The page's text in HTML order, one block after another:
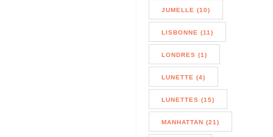
JUMELLE (10)
LISBONNE (11)
LONDRES (1)
LUNETTE (4)
LUNETTES (15)
MANHATTAN (21)